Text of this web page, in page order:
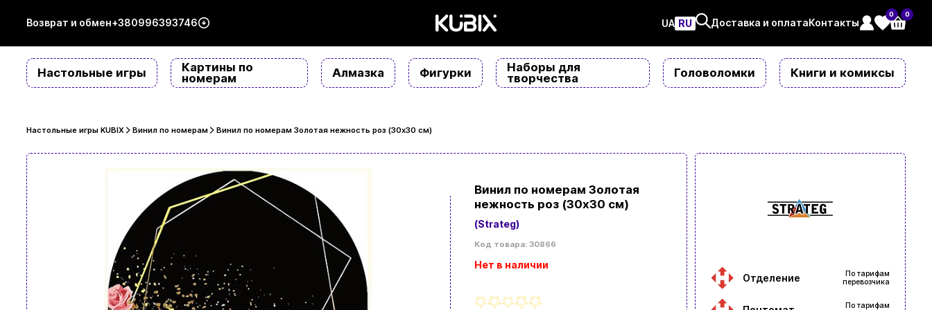
Возврат и обмен+380996393746 UAㅤ RU Доставка и оплатаКонтакты
0 0
Настольные игры
Картины по
номерам
Алмазка Фигурки
Наборы для
творчества
Головоломки Книги и комиксы
Настольные игры KUBIX Винил по номерам Винил по номерам Золотая нежность роз (30х30 см)
Винил по номерам Золотая
нежность роз (30х30 см)
(Strateg)
Код товара: 30866
Нет в наличии
Отделение
По тарифам
перевозчика
По тарифам